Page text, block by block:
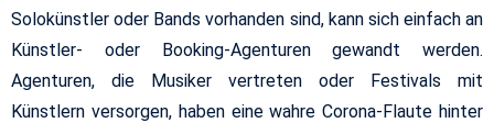
Solokünstler oder Bands vorhanden sind, kann sich einfach an
Künstler- oder Booking-Agenturen gewandt werden.
Agenturen, die Musiker vertreten oder Festivals mit
Künstlern versorgen, haben eine wahre Corona-Flaute hinter